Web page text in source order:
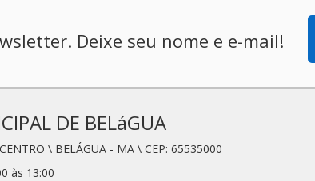
Deixe seu nome e e-mail!
DE BELáGUA
\ BELÁGUA - MA \ CEP: 65535000
às 13:00